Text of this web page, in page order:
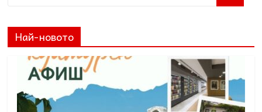
Най-новото